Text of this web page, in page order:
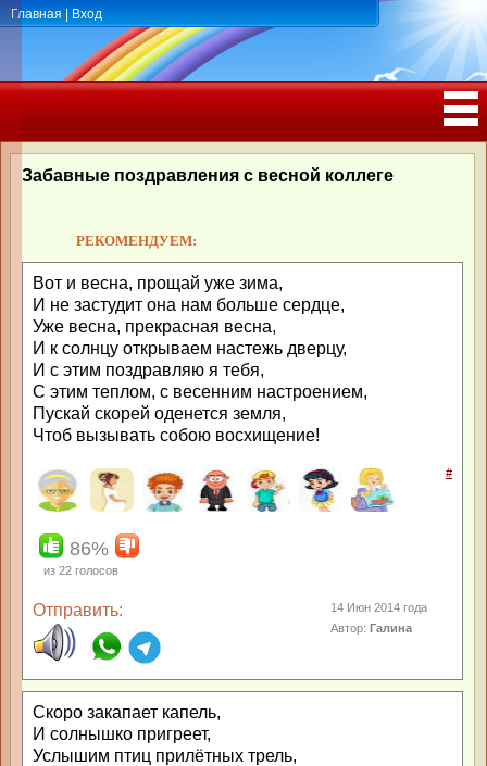
Главная Вход
РОЖДЕНИЯ, ЮБИЛЕЕМ
Забавные поздравления с весной коллеге
РЕКОМЕНДУЕМ:
Вот и весна, прощай уже зима,
И не застудит она нам больше сердце,
Уже весна, прекрасная весна,
И к солнцу открываем настежь дверцу,
И с этим поздравляю я тебя,
С этим теплом, с весенним настроением,
Пускай скорей оденется земля,
Чтоб вызывать собою восхищение!
#
86%
из 22 голосов
Отправить:
14 Июн 2014 года
Автор:Галина
Скоро закапает капель,
И солнышко пригреет,
Услышим птиц прилётных трель,